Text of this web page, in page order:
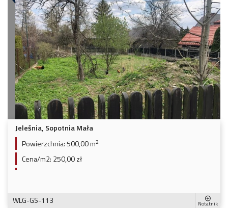
Jeleśnia, Sopotnia Mała
Powierzchnia:500,00 m2
Cena/m2: 250,00 zł
WLG-GS-113 Notatnik